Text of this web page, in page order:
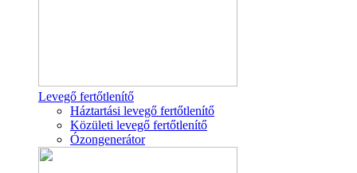
Levegő fertőtlenítő
Háztartási levegő fertőtlenítő
Közületi levegő fertőtlenítő
Ózongenerátor